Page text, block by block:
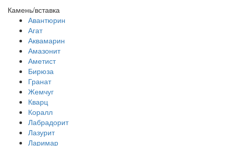
Камень/вставка
Авантюрин
Агат
Аквамарин
Амазонит
Аметист
Бирюза
Гранат
Жемчуг
Кварц
Коралл
Лабрадорит
Лазурит
Ларимар